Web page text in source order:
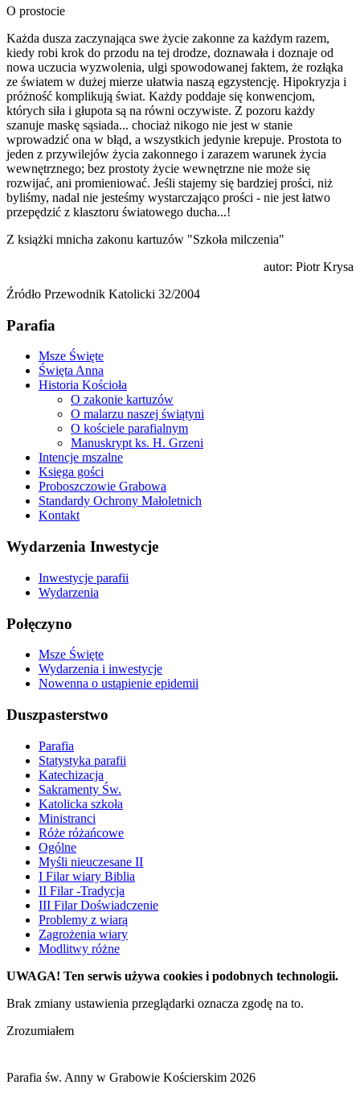
O prostocie
Każda dusza zaczynająca swe życie zakonne za każdym razem,
kiedy robi krok do przodu na tej drodze, doznawała i doznaje od
nowa uczucia wyzwolenia, ulgi spowodowanej faktem, że rozłąka
ze światem w dużej mierze ułatwia naszą egzystencję. Hipokryzja i
próżność komplikują świat. Każdy poddaje się konwencjom,
których siła i głupota są na równi oczywiste. Z pozoru każdy
szanuje maskę sąsiada... chociaż nikogo nie jest w stanie
wprowadzić ona w błąd, a wszystkich jedynie krepuje. Prostota to
jeden z przywilejów życia zakonnego i zarazem warunek życia
wewnętrznego; bez prostoty życie wewnętrzne nie może się
rozwijać, ani promieniować. Jeśli stajemy się bardziej prości, niż
byliśmy, nadal nie jesteśmy wystarczająco prości - nie jest łatwo
przepędzić z klasztoru światowego ducha...!
Z książki mnicha zakonu kartuzów "Szkoła milczenia"
autor: Piotr Krysa
Źródło Przewodnik Katolicki 32/2004
Parafia
Msze Święte
Święta Anna
Historia Kościoła
O zakonie kartuzów
O malarzu naszej świątyni
O kościele parafialnym
Manuskrypt ks. H. Grzeni
Intencje mszalne
Księga gości
Proboszczowie Grabowa
Standardy Ochrony Małoletnich
Kontakt
Wydarzenia Inwestycje
Inwestycje parafii
Wydarzenia
Połęczyno
Msze Święte
Wydarzenia i inwestycje
Nowenna o ustąpienie epidemii
Duszpasterstwo
Parafia
Statystyka parafii
Katechizacja
Sakramenty Św.
Katolicka szkoła
Ministranci
Róże różańcowe
Ogólne
Myśli nieuczesane II
I Filar wiary Biblia
II Filar -Tradycja
III Filar Doświadczenie
Problemy z wiarą
Zagrożenia wiary
Modlitwy różne
UWAGA! Ten serwis używa cookies i podobnych technologii.
Brak zmiany ustawienia przeglądarki oznacza zgodę na to.
Zrozumiałem
Parafia św. Anny w Grabowie Kościerskim 2026